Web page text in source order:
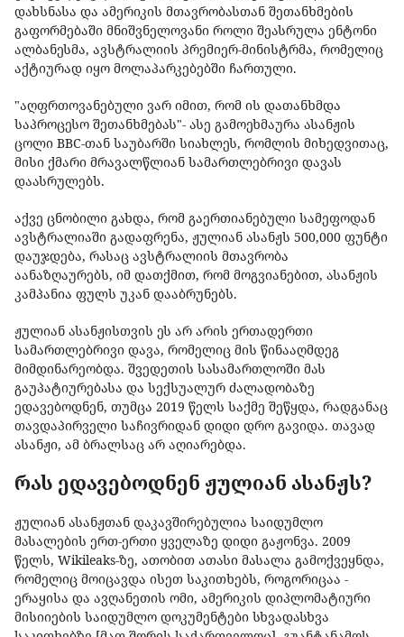
დახსნასა და ამერიკის მთავრობასთან შეთანხმების
გაფორმებაში მნიშვნელოვანი როლი შეასრულა ენტონი
ალბანესმა, ავსტრალიის პრემიერ-მინისტრმა, რომელიც
აქტიურად იყო მოლაპარკებებში ჩართული.
"აღფრთოვანებული ვარ იმით, რომ ის დათანხმდა
საპროცესო შეთანხმებას"- ასე გამოეხმაურა ასანჟის
ცოლი BBC-თან საუბარში სიახლეს, რომლის მიხედვითაც,
მისი ქმარი მრავალწლიან სამართლებრივი დავას
დაასრულებს.
აქვე ცნობილი გახდა, რომ გაერთიანებული სამეფოდან
ავსტრალიაში გადაფრენა, ჟულიან ასანჟს 500,000 ფუნტი
დაუჯდება, რასაც ავსტრალიის მთავრობა
აანაზღაურებს, იმ დათქმით, რომ მოგვიანებით, ასანჟის
კამპანია ფულს უკან დააბრუნებს.
ჟულიან ასანჟისთვის ეს არ არის ერთადერთი
სამართლებრივი დავა, რომელიც მის წინააღმდეგ
მიმდინარეობდა. შვედეთის სასამართლოში მას
გაუპატიურებასა და სექსუალურ ძალადობაზე
ედავებოდნენ, თუმცა 2019 წელს საქმე შეწყდა, რადგანაც
თავდაპირველი საჩივრიდან დიდი დრო გავიდა. თავად
ასანჟი, ამ ბრალსაც არ აღიარებდა.
რას ედავებოდნენ ჟულიან ასანჟს?
ჟულიან ასანჟთან დაკავშირებულია საიდუმლო
მასალების ერთ-ერთი ყველაზე დიდი გაჟონვა. 2009
წელს, Wikileaks-ზე, ათობით ათასი მასალა გამოქვეყნდა,
რომელიც მოიცავდა ისეთ საკითხებს, როგორიცაა -
ერაყისა და ავღანეთის ომი, ამერიკის დიპლომატიური
მისიიების საიდუმლო დოკუმენტები სხვადასხვა